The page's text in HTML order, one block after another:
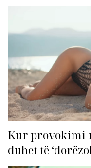
Kur provokimi
duhet të